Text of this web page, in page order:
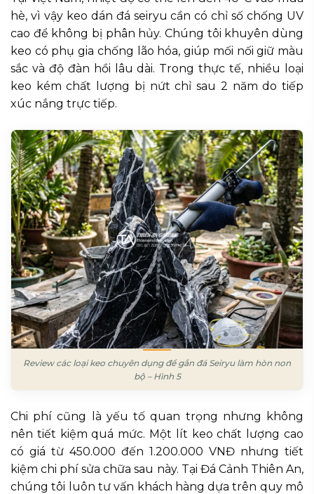
hè, vì vậy keo dán đá seiryu cần có chỉ số chống UV
cao để không bị phân hủy. Chúng tôi khuyên dùng
keo có phụ gia chống lão hóa, giúp mối nối giữ màu
sắc và độ đàn hồi lâu dài. Trong thực tế, nhiều loại
keo kém chất lượng bị nứt chỉ sau 2 năm do tiếp
xúc nắng trực tiếp.
Review các loại keo chuyên dụng để gắn đá Seiryu làm hòn non
bộ – Hình 5
Chi phí cũng là yếu tố quan trọng nhưng không
nên tiết kiệm quá mức. Một lít keo chất lượng cao
có giá từ 450.000 đến 1.200.000 VNĐ nhưng tiết
kiệm chi phí sửa chữa sau này. Tại Đá Cảnh Thiên An,
chúng tôi luôn tư vấn khách hàng dựa trên quy mô